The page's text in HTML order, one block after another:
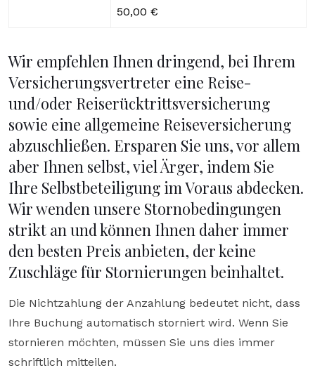
50,00 €
Wir empfehlen Ihnen dringend, bei Ihrem
Versicherungsvertreter eine Reise-
und/oder Reiserücktrittsversicherung
sowie eine allgemeine Reiseversicherung
abzuschließen. Ersparen Sie uns, vor allem
aber Ihnen selbst, viel Ärger, indem Sie
Ihre Selbstbeteiligung im Voraus abdecken.
Wir wenden unsere Stornobedingungen
strikt an und können Ihnen daher immer
den besten Preis anbieten, der keine
Zuschläge für Stornierungen beinhaltet.
Die Nichtzahlung der Anzahlung bedeutet nicht, dass
Ihre Buchung automatisch storniert wird. Wenn Sie
stornieren möchten, müssen Sie uns dies immer
schriftlich mitteilen.